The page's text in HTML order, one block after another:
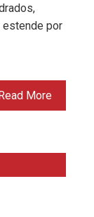
estende por
Read More